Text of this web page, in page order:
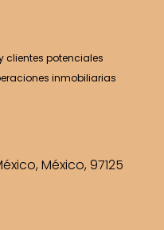
clientes potenciales
inmobiliarias
México, 97125